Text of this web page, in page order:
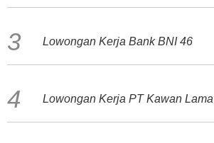
Lowongan Kerja Bank BNI 46
Lowongan Kerja PT Kawan